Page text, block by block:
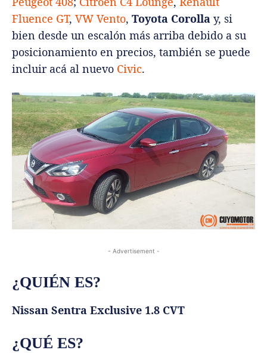
Fluence GT, VW Vento, Toyota Corolla y, si
bien desde un escalón más arriba debido a su
posicionamiento en precios, también se puede
incluir acá al nuevo Civic.
- Advertisement -
¿QUIÉN ES?
Nissan Sentra Exclusive 1.8 CVT
¿QUÉ ES?